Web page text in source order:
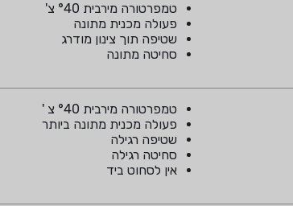
טמפרטורה מירבית °40 צ'
פעולה מכנית מתונה
שטיפה תוך צינון מודרג
סחיטה מתונה
טמפרטורה מירבית °40 צ '
פעולה מכנית מתונה ביותר
שטיפה רגילה
סחיטה רגילה
אין לסחוט ביד